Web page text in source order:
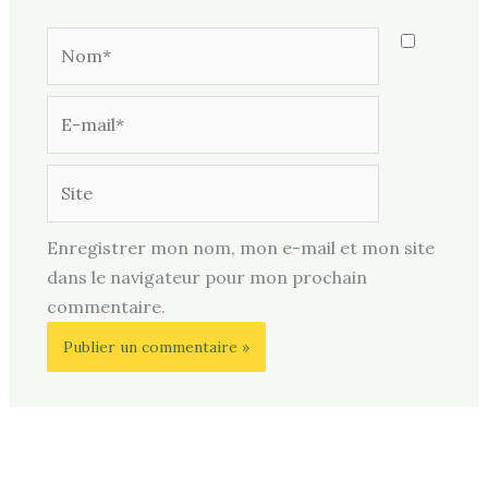
mail*
Enregistrer mon nom, mon e-mail et mon site
dans le navigateur pour mon prochain
commentaire.